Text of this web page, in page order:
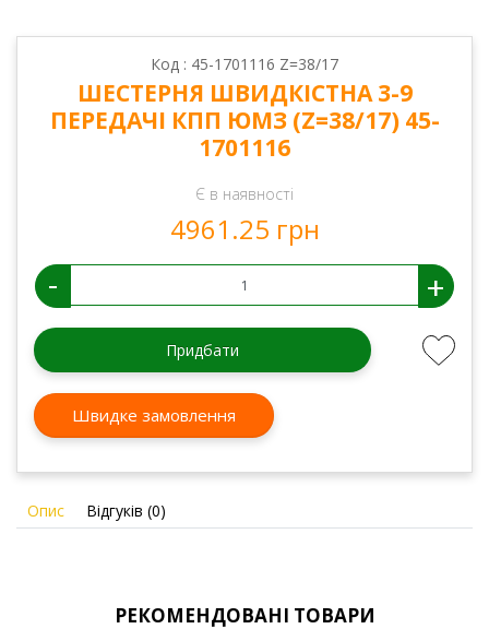
Код : 45-1701116 Z=38/17
ШЕСТЕРНЯ ШВИДКІСТНА 3-9
ПЕРЕДАЧІ КПП ЮМЗ (Z=38/17) 45-
1701116
Є в наявності
4961.25 грн
- +
Придбати
Швидке замовлення
Опис Відгуків (0)
РЕКОМЕНДОВАНІ ТОВАРИ